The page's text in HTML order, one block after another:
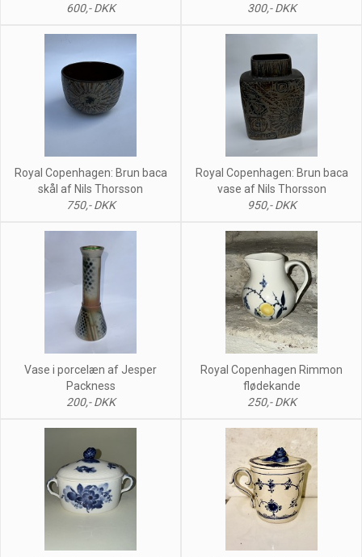
600,- DKK
300,- DKK
Royal Copenhagen: Brun baca
skål af Nils Thorsson
750,- DKK
Royal Copenhagen: Brun baca
vase af Nils Thorsson
950,- DKK
Vase i porcelæn af Jesper
Packness
200,- DKK
Royal Copenhagen Rimmon
flødekande
250,- DKK